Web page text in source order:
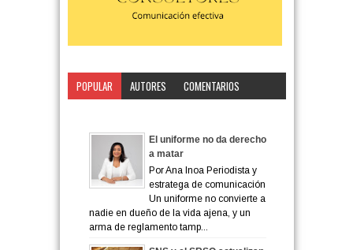
POPULAR AUTORES
COMENTARIOS
El uniforme no da derecho
a matar
Por Ana Inoa Periodista y
estratega de comunicación
Un uniforme no convierte a
nadie en dueño de la vida ajena, y un
arma de reglamento tamp...